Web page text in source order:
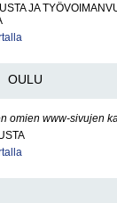
JA
OULU
omien www-sivujen